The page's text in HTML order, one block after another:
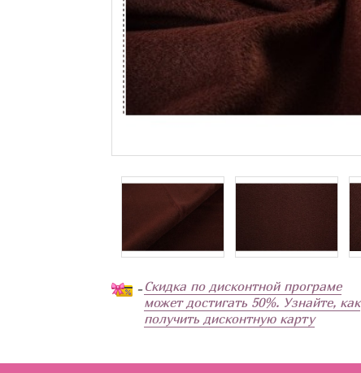
- Скидка по дисконтной програме
может достигать 50%. Узнайте, как
получить дисконтную карту